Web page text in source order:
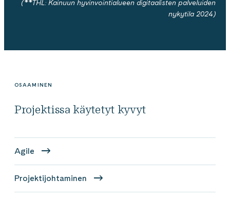
(**THL: Kainuun hyvinvointialueen digitaalisten palveluiden
nykytila 2024)
OSAAMINEN
Projektissa käytetyt kyvyt
Agile
Projektijohtaminen